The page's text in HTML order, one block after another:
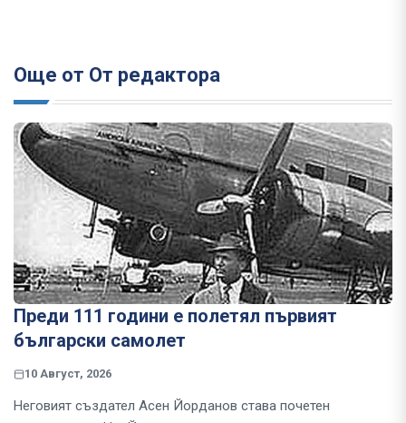
Още от От редактора
Преди 111 години е полетял първият
български самолет
10 Август, 2026
Неговият създател Асен Йорданов става почетен